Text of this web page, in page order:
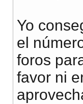
Yo
el
foros
favor ni